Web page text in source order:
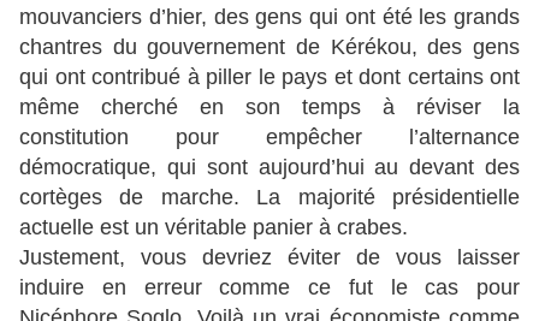
mouvanciers d’hier, des gens qui ont été les grands
chantres du gouvernement de Kérékou, des gens
qui ont contribué à piller le pays et dont certains ont
même cherché en son temps à réviser la
constitution pour empêcher l’alternance
démocratique, qui sont aujourd’hui au devant des
cortèges de marche. La majorité présidentielle
actuelle est un véritable panier à crabes.
Justement, vous devriez éviter de vous laisser
induire en erreur comme ce fut le cas pour